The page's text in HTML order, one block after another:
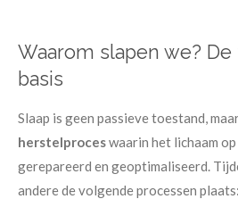
Waarom slapen we?
basis
Slaap is geen passieve toestand,
herstelproceswaarin het lichaam
gerepareerd en geoptimaliseerd.
andere de volgende processen plaats: